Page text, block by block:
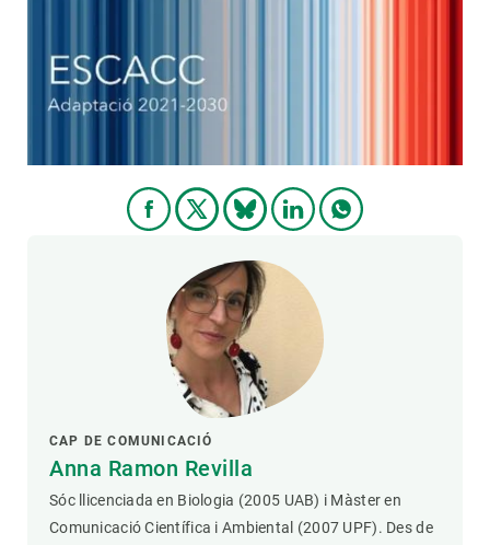
CAP DE COMUNICACIÓ
Anna Ramon Revilla
Sóc llicenciada en Biologia (2005 UAB) i Màster en
Comunicació Científica i Ambiental (2007 UPF). Des de